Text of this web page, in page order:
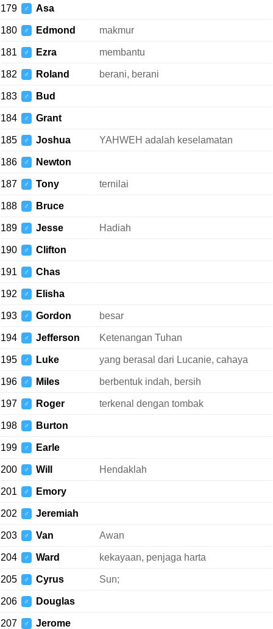
179 ♂ Asa
180 ♂ Edmond makmur
181 ♂ Ezra membantu
182 ♂ Roland berani, berani
183 ♂ Bud
184 ♂ Grant
185 ♂ Joshua YAHWEH adalah keselamatan
186 ♂ Newton
187 ♂ Tony ternilai
188 ♂ Bruce
189 ♂ Jesse Hadiah
190 ♂ Clifton
191 ♂ Chas
192 ♂ Elisha
193 ♂ Gordon besar
194 ♂ Jefferson Ketenangan Tuhan
195 ♂ Luke yang berasal dari Lucanie, cahaya
196 ♂ Miles berbentuk indah, bersih
197 ♂ Roger terkenal dengan tombak
198 ♂ Burton
199 ♂ Earle
200 ♂ Will Hendaklah
201 ♂ Emory
202 ♂ Jeremiah
203 ♂ Van Awan
204 ♂ Ward kekayaan, penjaga harta
205 ♂ Cyrus Sun;
206 ♂ Douglas
207 ♂ Jerome